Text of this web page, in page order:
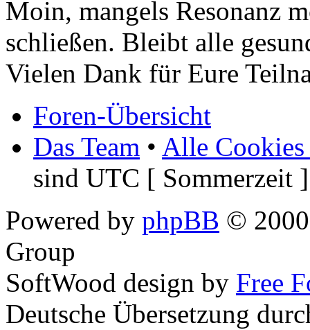
Moin, mangels Resonanz
schließen. Bleibt alle
Vielen Dank für Eure
Foren-Übersicht
Das Team • Alle Cookies
sind UTC [ Sommerzeit ]
Powered by phpBB ©
Group
SoftWood design by Free
Deutsche Übersetzung